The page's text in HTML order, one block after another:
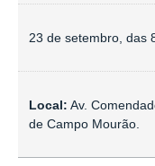
23 de setembro, das
Local: Av.
de Campo Mourão.